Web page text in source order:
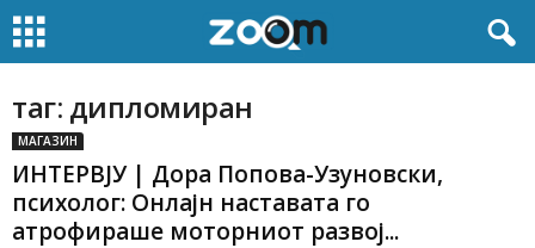
таг: дипломиран
МАГАЗИН
ИНТЕРВЈУ | Дора Попова-Узуновски,
психолог: Онлајн наставата го
атрофираше моторниот развој...